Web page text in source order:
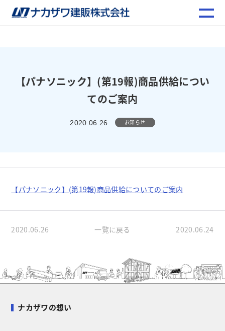
【パナソニック】(第19報)商品供給につい
てのご案内
2020.06.26 お知らせ
【パナソニック】(第19報)商品供給についてのご案内
2020.06.26 一覧に戻る 2020.06.24
ナカザワの想い